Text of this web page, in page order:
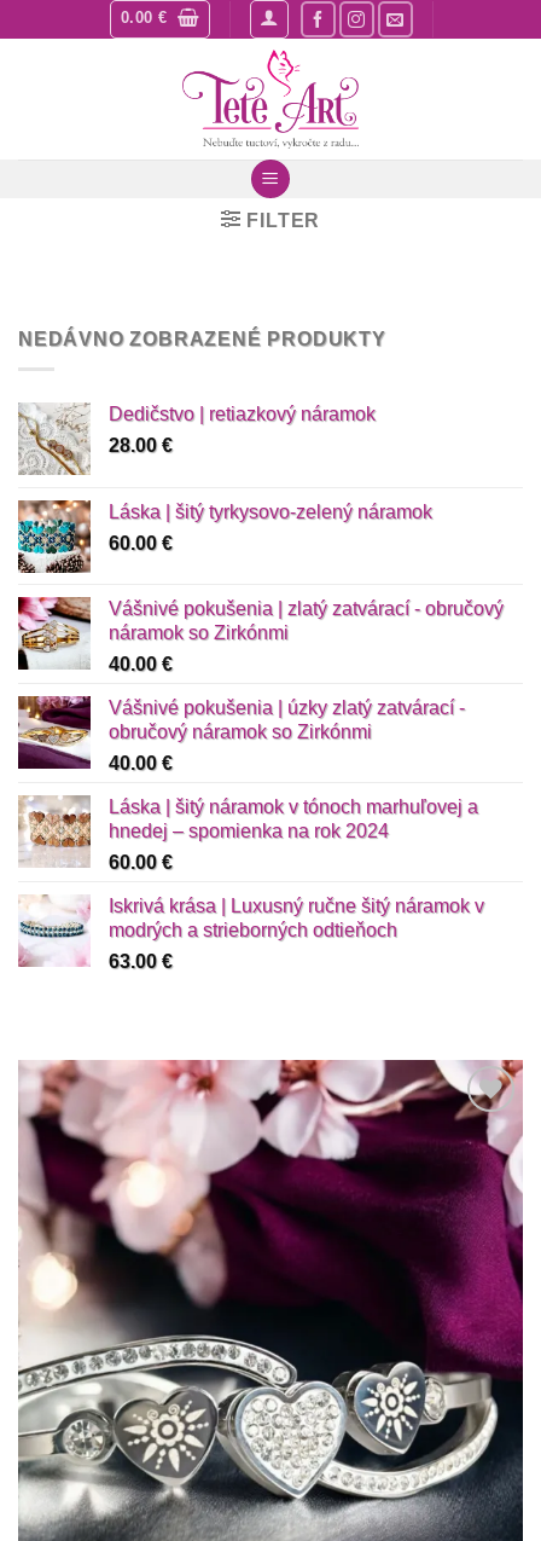
to
0.00 €
FILTER
NEDÁVNO ZOBRAZENÉ PRODUKTY
Dedičstvo | retiazkový náramok
28.00 €
Láska | šitý tyrkysovo-zelený náramok
60.00 €
Vášnivé pokušenia | zlatý zatvárací - obručový
náramok so Zirkónmi
40.00 €
Vášnivé pokušenia | úzky zlatý zatvárací -
obručový náramok so Zirkónmi
40.00 €
Láska | šitý náramok v tónoch marhuľovej a
hnedej – spomienka na rok 2024
60.00 €
Iskrivá krása | Luxusný ručne šitý náramok v
modrých a strieborných odtieňoch
63.00 €
Túto
krasotinku
si prosím